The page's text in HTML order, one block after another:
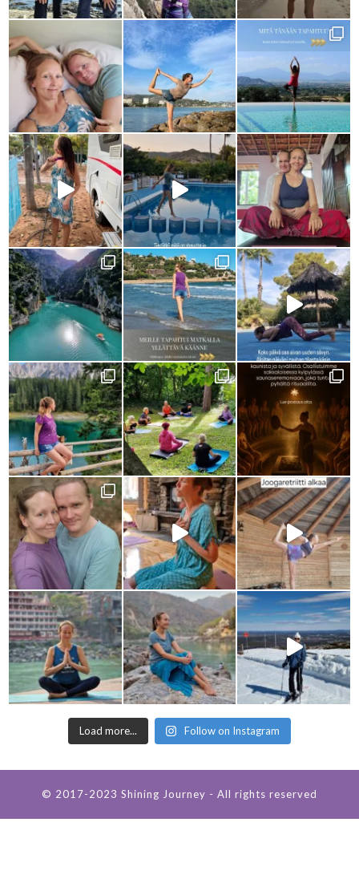
Load more... Follow on Instagram
© 2017-2023 Shining Journey - All rights reserved